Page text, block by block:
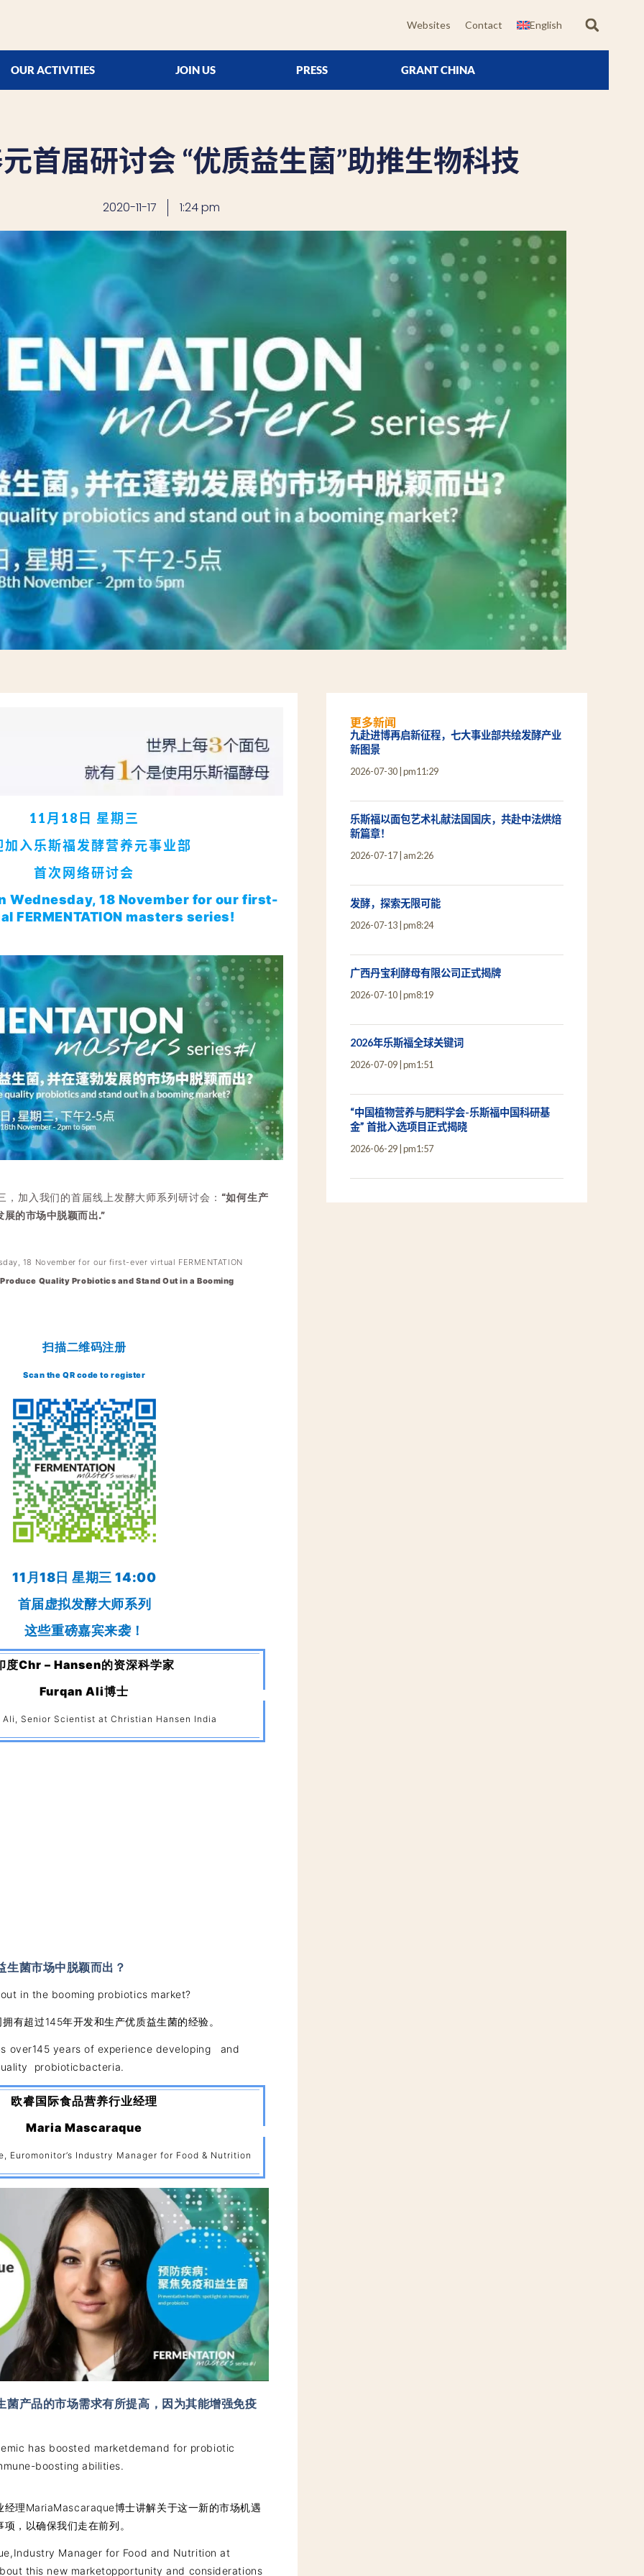
Websites Contact English
OUR ACTIVITIES JOIN US PRESS GRANT CHINA
首届研讨会 “优质益生菌”助推生物科技
2020-11-17 1:24 pm
11月18日 星期三
加入乐斯福发酵营养元事业部
首次网络研讨会
Wednesday, 18 November for our first-
FERMENTATION masters series!
，加入我们的首届线上发酵大师系列研讨会： “如何生产
的市场中脱颖而出.”
18 November for our first-ever virtual FERMENTATION
Quality Probiotics and Stand Out in a Booming
扫描二维码注册
Scan the QR code to register
11月18日 星期三 14:00
首届虚拟发酵大师系列
这些重磅嘉宾来袭！
度Chr – Hansen的资深科学家
Furqan Ali博士
Ali, Senior Scientist at Christian Hansen India
生菌市场中脱颖而出？
in the booming probiotics market?
有超过145年开发和生产优质益生菌的经验。
over145 years of experience developing and
probioticbacteria.
欧睿国际食品营养行业经理
Maria Mascaraque
Euromonitor’s Industry Manager for Food & Nutrition
菌产品的市场需求有所提高，因为其能增强免疫
has boosted marketdemand for probiotic
boosting abilities.
经理MariaMascaraque博士讲解关于这一新的市场机遇
，以确保我们走在前列。
Manager for Food and Nutrition at
this new marketopportunity and considerations
更多新闻
九赴进博再启新征程，七大事业部共绘发酵产业
新图景
2026-07-30 pm11:29
乐斯福以面包艺术礼献法国国庆，共赴中法烘焙
新篇章！
2026-07-17 am2:26
发酵，探索无限可能
2026-07-13 pm8:24
广西丹宝利酵母有限公司正式揭牌
2026-07-10 pm8:19
2026年乐斯福全球关键词
2026-07-09 pm1:51
“中国植物营养与肥料学会-乐斯福中国科研基
金” 首批入选项目正式揭晓
2026-06-29 pm1:57